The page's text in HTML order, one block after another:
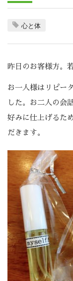
心と体
昨日のお客様方。
お一人様はリピー
した。お二人の会
好みに仕上げるた
だきます。